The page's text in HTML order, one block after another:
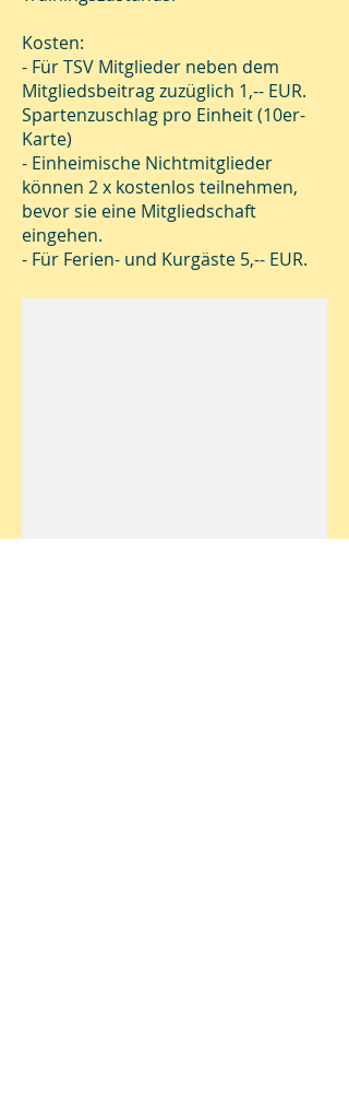
Kosten:
- Für TSV Mitglieder neben dem
Mitgliedsbeitrag zuzüglich 1,-- EUR.
Spartenzuschlag pro Einheit (10er-
Karte)
- Einheimische Nichtmitglieder
können 2 x kostenlos teilnehmen,
bevor sie eine Mitgliedschaft
eingehen.
- Für Ferien- und Kurgäste 5,-- EUR.